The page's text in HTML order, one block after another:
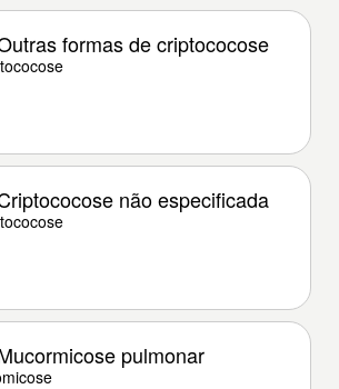
formas de criptococose
não especificada
pulmonar